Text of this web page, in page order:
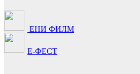
ЕНИ ФИЛМ
Е-ФЕСТ